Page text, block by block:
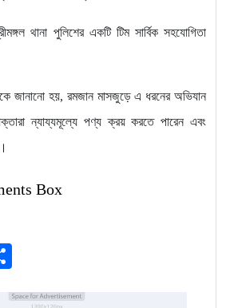
থানা পুলিশের একটি টিম সার্বিক সহযোগিতা
জানানো হয়, রমজান মাসজুড়ে এ ধরনের অভিযান
ন্যায্যমূল্যে পণ্য ক্রয় করতে পারেন এবং
Box